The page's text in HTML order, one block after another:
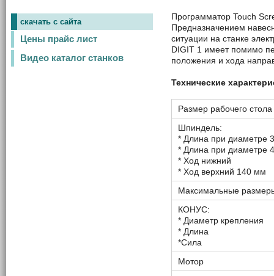
скачать с сайта
Цены прайс лист
Видео каталог станков
Программатор Touch
Предназначением
ситуации на станке
DIGIT 1 имеет помимо
положения и хода
Технические
Размер рабочего стола
Шпиндель:
* Длина при диаметре
* Длина при диаметре
* Ход нижний
* Ход верхний 140 мм
Максимальные
КОНУС:
* Диаметр крепления
* Длина
*Сила
Мотор